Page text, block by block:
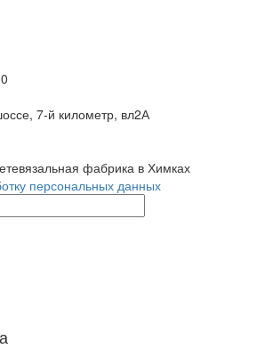
7-й километр, вл2А
фабрика в Химках
персональных данных